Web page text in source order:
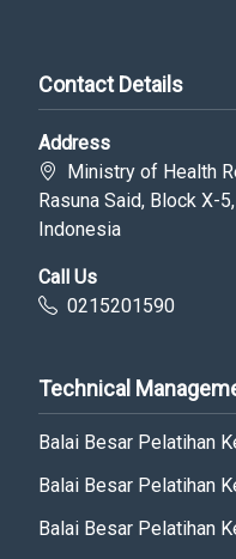
Contact Details
Address
Ministry of Health
Rasuna Said, Block X-
Indonesia
Call Us
0215201590
Technical
Balai Besar Pelatihan
Balai Besar Pelatihan
Balai Besar Pelatihan